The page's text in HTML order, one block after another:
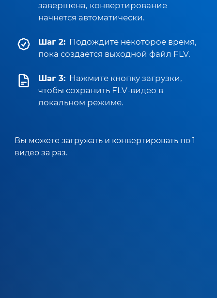
завершена, конвертирование
начнется автоматически.
Шаг 2: Подождите некоторое время,
пока создается выходной файл FLV.
Шаг 3: Нажмите кнопку загрузки,
чтобы сохранить FLV-видео в
локальном режиме.
Вы можете загружать и конвертировать по 1
видео за раз.